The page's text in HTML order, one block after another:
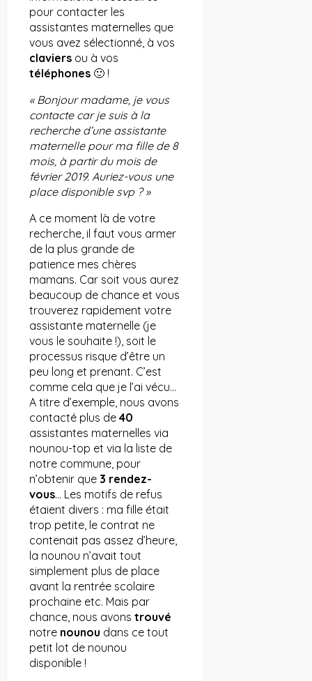
pour contacter les
assistantes maternelles que
vous avez sélectionné, à vos
claviersou à vos
téléphones🙂 !
« Bonjour madame, je vous
contacte car je suis à la
recherche d’une assistante
maternelle pour ma fille de 8
mois, à partir du mois de
février 2019. Auriez-vous une
place disponible svp ? »
A ce moment là de votre
recherche, il faut vous armer
de la plus grande de
patience mes chères
mamans. Car soit vous aurez
beaucoup de chance et vous
trouverez rapidement votre
assistante maternelle (je
vous le souhaite !), soit le
processus risque d’être un
peu long et prenant. C’est
comme cela que je l’ai vécu…
A titre d’exemple, nous avons
contacté plus de 40
assistantes maternelles via
nounou-top et via la liste de
notre commune, pour
n’obtenir que 3 rendez-
vous… Les motifs de refus
étaient divers : ma fille était
trop petite, le contrat ne
contenait pas assez d’heure,
la nounou n’avait tout
simplement plus de place
avant la rentrée scolaire
prochaine etc. Mais par
chance, nous avons trouvé
notre nounou dans ce tout
petit lot de nounou
disponible !